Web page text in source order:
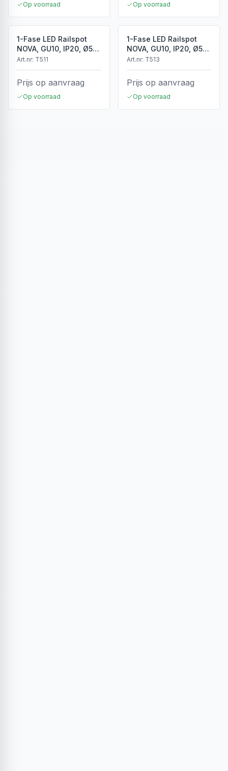
Op voorraad Op voorraad
1-Fase LED Railspot
NOVA, GU10, IP20, Ø56
x 85 mm, Wit
Art.nr: T511
Prijs op aanvraag
Op voorraad
1-Fase LED Railspot
NOVA, GU10, IP20, Ø56
x 85 mm, Zwart
Art.nr: T513
Prijs op aanvraag
Op voorraad